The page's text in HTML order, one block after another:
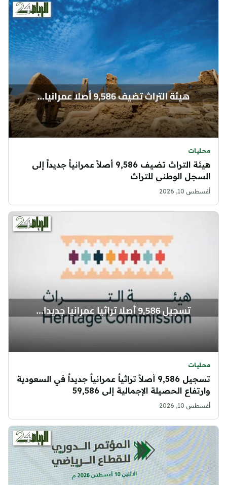
محليات
هيئة التراث تضيف 9,586 أصلاً عمرانياً جديداً إلى
السجل الوطني للتراث
أغسطس 10, 2026
محليات
تسجيل 9,586 أصلاً تراثياً عمرانياً جديداً في السعودية
وارتفاع الحصيلة الإجمالية إلى 59,586
أغسطس 10, 2026